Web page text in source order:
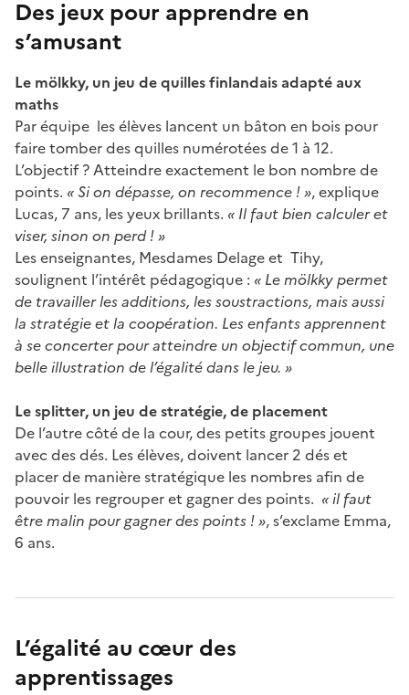
Des jeux pour apprendre en
s’amusant
Le mölkky, un jeu de quilles finlandais adapté aux
maths
Par équipe les élèves lancent un bâton en bois pour
faire tomber des quilles numérotées de 1 à 12.
L’objectif ? Atteindre exactement le bon nombre de
points. « Si on dépasse, on recommence ! », explique
Lucas, 7 ans, les yeux brillants. « Il faut bien calculer et
viser, sinon on perd ! »
Les enseignantes, Mesdames Delage et Tihy,
soulignent l’intérêt pédagogique : « Le mölkky permet
de travailler les additions, les soustractions, mais aussi
la stratégie et la coopération. Les enfants apprennent
à se concerter pour atteindre un objectif commun, une
belle illustration de l’égalité dans le jeu. »
Le splitter, un jeu de stratégie, de placement
De l’autre côté de la cour, des petits groupes jouent
avec des dés. Les élèves, doivent lancer 2 dés et
placer de manière stratégique les nombres afin de
pouvoir les regrouper et gagner des points. « il faut
être malin pour gagner des points ! », s’exclame Emma,
6 ans.
L’égalité au cœur des
apprentissages